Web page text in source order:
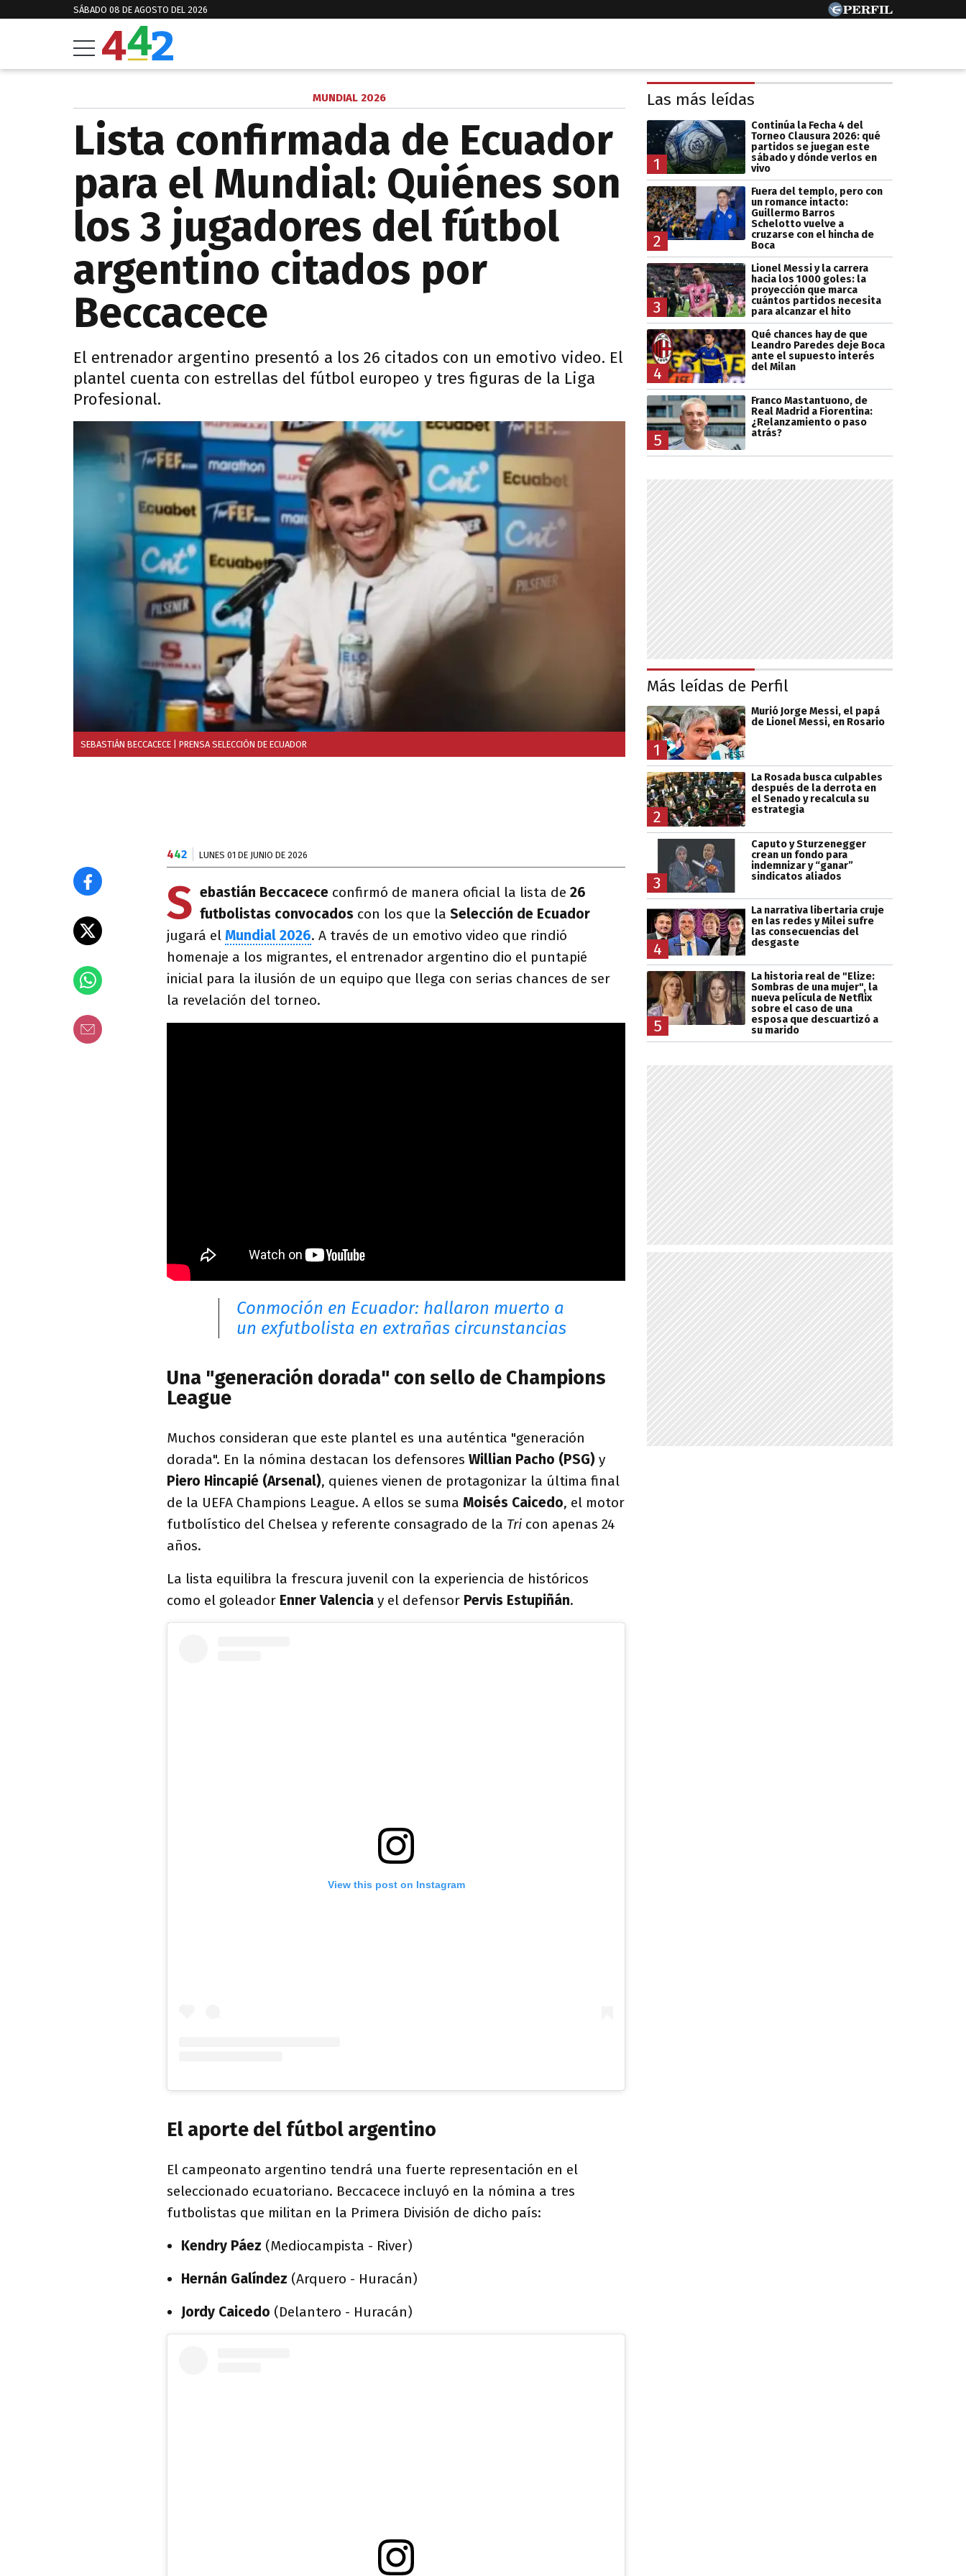
SÁBADO 08 DE AGOSTO DEL 2026
MUNDIAL 2026
Lista confirmada de Ecuador
para el Mundial: Quiénes son
los 3 jugadores del fútbol
argentino citados por
Beccacece
El entrenador argentino presentó a los 26 citados con un emotivo video. El
plantel cuenta con estrellas del fútbol europeo y tres figuras de la Liga
Profesional.
SEBASTIÁN BECCACECE | PRENSA SELECCIÓN DE ECUADOR
442 LUNES 01 DE JUNIO DE 2026
S ebastián Beccacece confirmó de manera oficial la lista de 26
futbolistas convocados con los que la Selección de Ecuador
jugará el Mundial 2026. A través de un emotivo video que rindió
homenaje a los migrantes, el entrenador argentino dio el puntapié
inicial para la ilusión de un equipo que llega con serias chances de ser
la revelación del torneo.
Conmoción en Ecuador: hallaron muerto a
un exfutbolista en extrañas circunstancias
Una "generación dorada" con sello de Champions
League
Muchos consideran que este plantel es una auténtica "generación
dorada". En la nómina destacan los defensores Willian Pacho (PSG) y
Piero Hincapié (Arsenal), quienes vienen de protagonizar la última final
de la UEFA Champions League. A ellos se suma Moisés Caicedo, el motor
futbolístico del Chelsea y referente consagrado de la Tri con apenas 24
años.
La lista equilibra la frescura juvenil con la experiencia de históricos
como el goleador Enner Valencia y el defensor Pervis Estupiñán.
View this post on Instagram
El aporte del fútbol argentino
El campeonato argentino tendrá una fuerte representación en el
seleccionado ecuatoriano. Beccacece incluyó en la nómina a tres
futbolistas que militan en la Primera División de dicho país:
Kendry Páez (Mediocampista - River)
Hernán Galíndez (Arquero - Huracán)
Jordy Caicedo (Delantero - Huracán)
Las más leídas
1
Continúa la Fecha 4 del
Torneo Clausura 2026: qué
partidos se juegan este
sábado y dónde verlos en
vivo
2
Fuera del templo, pero con
un romance intacto:
Guillermo Barros
Schelotto vuelve a
cruzarse con el hincha de
Boca
3
Lionel Messi y la carrera
hacia los 1000 goles: la
proyección que marca
cuántos partidos necesita
para alcanzar el hito
4
Qué chances hay de que
Leandro Paredes deje Boca
ante el supuesto interés
del Milan
5
Franco Mastantuono, de
Real Madrid a Fiorentina:
¿Relanzamiento o paso
atrás?
Más leídas de Perfil
1
Murió Jorge Messi, el papá
de Lionel Messi, en Rosario
2
La Rosada busca culpables
después de la derrota en
el Senado y recalcula su
estrategia
3
Caputo y Sturzenegger
crean un fondo para
indemnizar y “ganar”
sindicatos aliados
4
La narrativa libertaria cruje
en las redes y Milei sufre
las consecuencias del
desgaste
5
La historia real de "Elize:
Sombras de una mujer", la
nueva película de Netflix
sobre el caso de una
esposa que descuartizó a
su marido